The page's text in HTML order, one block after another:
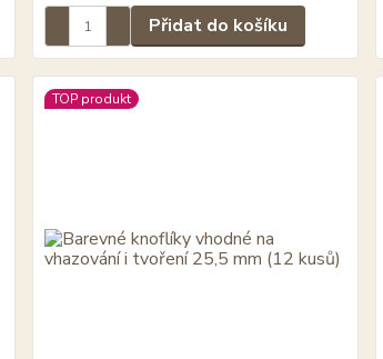
Přidat do košíku
TOP produkt